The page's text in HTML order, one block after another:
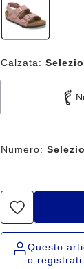
Calzata:
Numero:
Questo
o